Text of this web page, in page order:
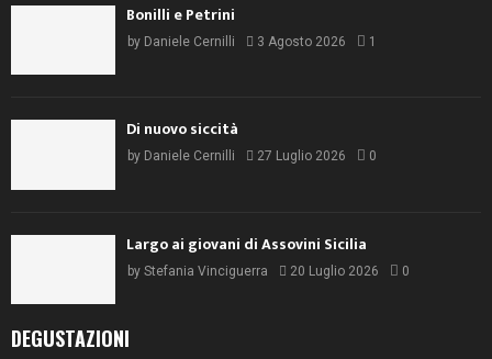
Bonilli e Petrini
by Daniele Cernilli 3 Agosto 2026 1
Di nuovo siccità
by Daniele Cernilli 27 Luglio 2026 0
Largo ai giovani di Assovini Sicilia
by Stefania Vinciguerra 20 Luglio 2026 0
DEGUSTAZIONI